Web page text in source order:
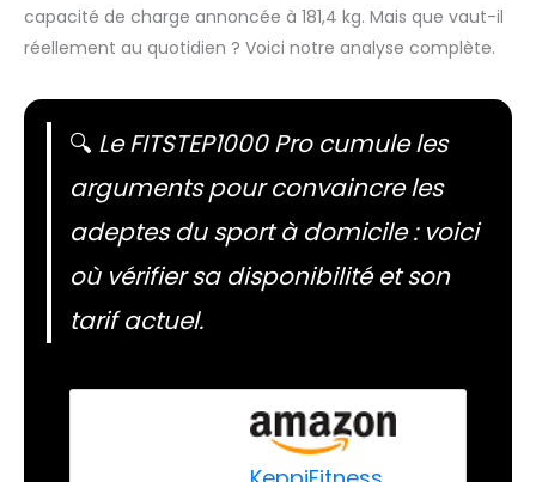
capacité de charge annoncée à 181,4 kg. Mais que vaut-il
réellement au quotidien ? Voici notre analyse complète.
🔍 Le FITSTEP1000 Pro cumule les
arguments pour convaincre les
adeptes du sport à domicile : voici
où vérifier sa disponibilité et son
tarif actuel.